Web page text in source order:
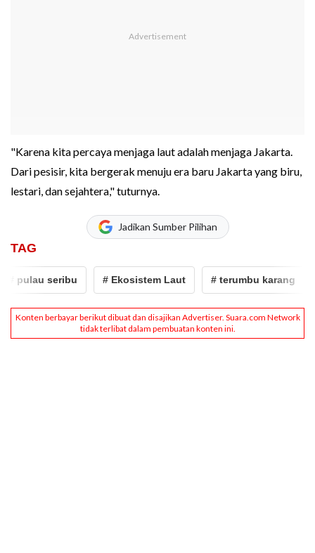
"Karena kita percaya menjaga laut adalah menjaga Jakarta.
Dari pesisir, kita bergerak menuju era baru Jakarta yang biru,
lestari, dan sejahtera," tuturnya.
Jadikan Sumber Pilihan
TAG
pulau seribu # Ekosistem Laut # terumbu karang